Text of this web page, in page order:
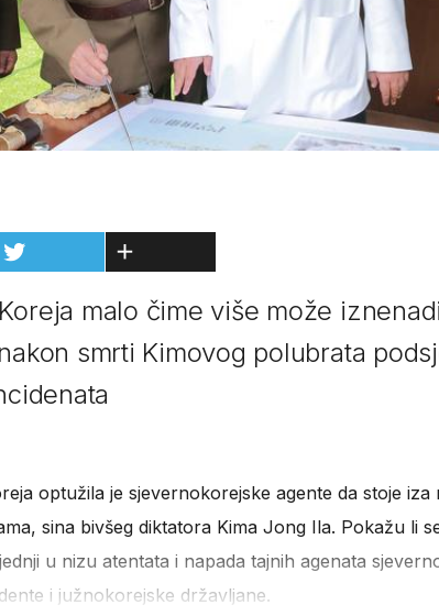
malo čime više može
smrti Kimovog polubrata
optužila je sjevernokorejske agente da stoje iza
sina bivšeg diktatora Kima Jong Ila. Pokažu li
u nizu atentata i napada tajnih agenata
i južnokorejske državljane.